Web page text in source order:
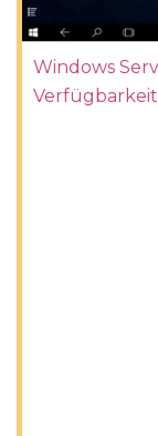
Windows